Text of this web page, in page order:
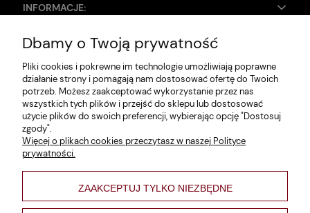
INFORMACJE:
Zwroty i reklamacje
Dane firmy
Jak szukać?
Polityka prywatności
Regulamin
Poltyka cookies
varsaviana
Dbamy o Twoją prywatność
Pliki cookies i pokrewne im technologie umożliwiają poprawne
działanie strony i pomagają nam dostosować ofertę do Twoich
potrzeb. Możesz zaakceptować wykorzystanie przez nas
wszystkich tych plików i przejść do sklepu lub dostosować
użycie plików do swoich preferencji, wybierając opcję "Dostosuj
zgody".
Więcej o plikach cookies przeczytasz w naszej Polityce
prywatności.
ZAAKCEPTUJ TYLKO NIEZBĘDNE